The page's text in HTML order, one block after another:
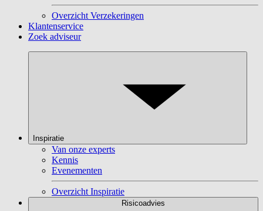
Overzicht Verzekeringen
Klantenservice
Zoek adviseur
Inspiratie
Van onze experts
Kennis
Evenementen
Overzicht Inspiratie
Risicoadvies